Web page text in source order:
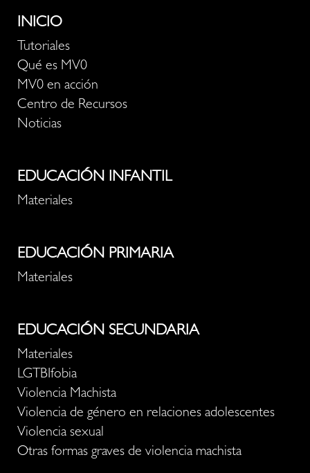
INICIO
Tutoriales
Qué es MV0
MV0 en acción
Centro de Recursos
Noticias
EDUCACIÓN INFANTIL
Materiales
EDUCACIÓN PRIMARIA
Materiales
EDUCACIÓN SECUNDARIA
Materiales
LGTBIfobia
Violencia Machista
Violencia de género en relaciones adolescentes
Violencia sexual
Otras formas graves de violencia machista